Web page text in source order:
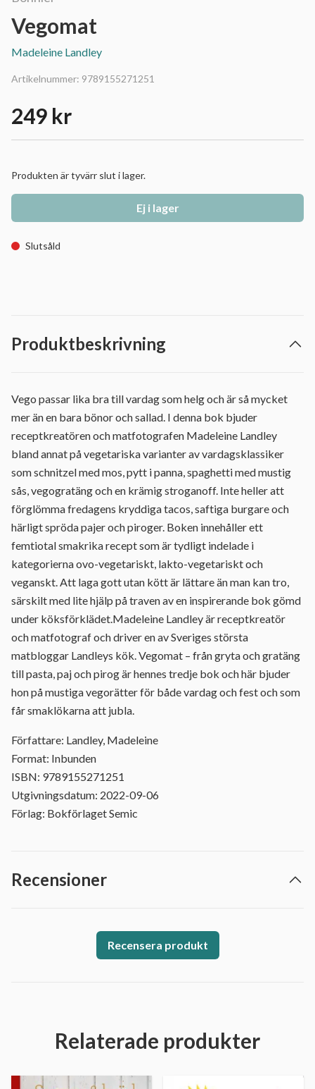
Vegomat
Madeleine Landley
Artikelnummer: 9789155271251
249 kr
Produkten är tyvärr slut i lager.
Ej i lager
Slutsåld
Produktbeskrivning
Vego passar lika bra till vardag som helg och är så mycket
mer än en bara bönor och sallad. I denna bok bjuder
receptkreatören och matfotografen Madeleine Landley
bland annat på vegetariska varianter av vardagsklassiker
som schnitzel med mos, pytt i panna, spaghetti med mustig
sås, vegogratäng och en krämig stroganoff. Inte heller att
förglömma fredagens kryddiga tacos, saftiga burgare och
härligt spröda pajer och piroger. Boken innehåller ett
femtiotal smakrika recept som är tydligt indelade i
kategorierna ovo-vegetariskt, lakto-vegetariskt och
veganskt. Att laga gott utan kött är lättare än man kan tro,
särskilt med lite hjälp på traven av en inspirerande bok gömd
under köksförklädet.Madeleine Landley är receptkreatör
och matfotograf och driver en av Sveriges största
matbloggar Landleys kök. Vegomat – från gryta och gratäng
till pasta, paj och pirog är hennes tredje bok och här bjuder
hon på mustiga vegorätter för både vardag och fest och som
får smaklökarna att jubla.
Författare: Landley, Madeleine
Format: Inbunden
ISBN: 9789155271251
Utgivningsdatum: 2022-09-06
Förlag: Bokförlaget Semic
Recensioner
Recensera produkt
Relaterade produkter